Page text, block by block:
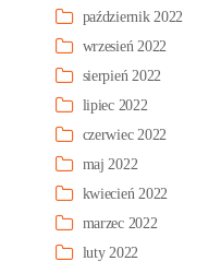
październik 2022
wrzesień 2022
sierpień 2022
lipiec 2022
czerwiec 2022
maj 2022
kwiecień 2022
marzec 2022
luty 2022